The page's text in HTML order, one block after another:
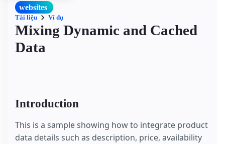
websites
Tài liệu Ví dụ
Mixing Dynamic and Cached
Data
Introduction
This is a sample showing how to integrate product
data details such as description, price, availability